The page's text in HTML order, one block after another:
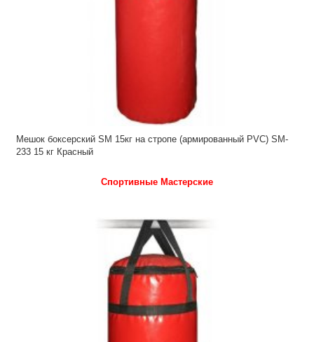
Мешок боксерский SM 15кг на стропе (армированный PVC) SM-
233 15 кг Красный
Спортивные Мастерские